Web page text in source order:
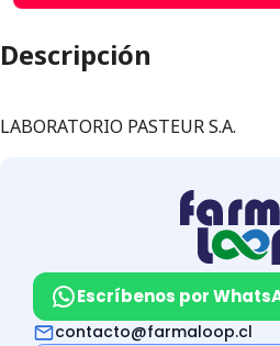
Descripción
LABORATORIO PASTEUR S.A.
Escríbenos por
contacto@farmaloop.cl